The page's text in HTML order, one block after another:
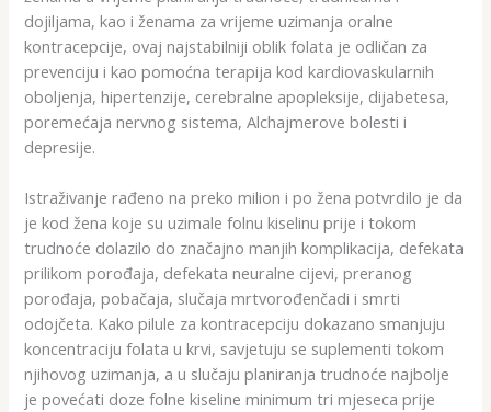
dojiljama, kao i ženama za vrijeme uzimanja oralne
kontracepcije, ovaj najstabilniji oblik folata je odličan za
prevenciju i kao pomoćna terapija kod kardiovaskularnih
oboljenja, hipertenzije, cerebralne apopleksije, dijabetesa,
poremećaja nervnog sistema, Alchajmerove bolesti i
depresije.
Istraživanje rađeno na preko milion i po žena potvrdilo je da
je kod žena koje su uzimale folnu kiselinu prije i tokom
trudnoće dolazilo do značajno manjih komplikacija, defekata
prilikom porođaja, defekata neuralne cijevi, preranog
porođaja, pobačaja, slučaja mrtvorođenčadi i smrti
odojčeta. Kako pilule za kontracepciju dokazano smanjuju
koncentraciju folata u krvi, savjetuju se suplementi tokom
njihovog uzimanja, a u slučaju planiranja trudnoće najbolje
je povećati doze folne kiseline minimum tri mjeseca prije